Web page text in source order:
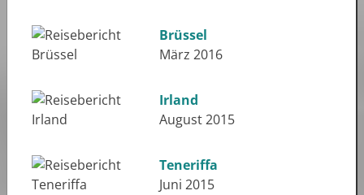
Brüssel
März 2016
Irland
August 2015
Teneriffa
Juni 2015